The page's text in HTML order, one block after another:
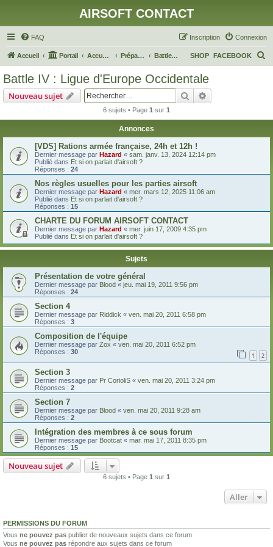
AIRSOFT CONTACT
FAQ Connexion
Inscription
Accueil Portail Accueil du forum Préparation d'OP Battle IV : Ligue d'Europe Occidentale FACEBOOK
SHOP
Battle IV : Ligue d'Europe Occidentale
Nouveau sujet Rechercher
6 sujets • Page 1 sur 1
Annonces
[VDS] Rations armée française, 24h et 12h !
Dernier message par Hazard « sam. janv. 13, 2024 12:14 pm
Publié dans Et si on parlait d'airsoft ?
Réponses : 24
Nos règles usuelles pour les parties airsoft
Dernier message par Hazard « mer. mars 12, 2025 11:06 am
Publié dans Et si on parlait d'airsoft ?
Réponses : 15
CHARTE DU FORUM AIRSOFT CONTACT
Dernier message par Hazard « mer. juin 17, 2009 4:35 pm
Publié dans Et si on parlait d'airsoft ?
Sujets
Présentation de votre général
Dernier message par Blood « jeu. mai 19, 2011 9:56 pm
Réponses : 24
Section 4
Dernier message par Riddick « ven. mai 20, 2011 6:58 pm
Réponses : 3
Composition de l'équipe
Dernier message par Zox « ven. mai 20, 2011 6:52 pm
Réponses : 30 1 2
Section 3
Dernier message par Pr CorioliS « ven. mai 20, 2011 3:24 pm
Réponses : 2
Section 7
Dernier message par Blood « ven. mai 20, 2011 9:28 am
Réponses : 2
Intégration des membres à ce sous forum
Dernier message par Bootcat « mar. mai 17, 2011 8:35 pm
Réponses : 15
Nouveau sujet
6 sujets • Page 1 sur 1
Aller
PERMISSIONS DU FORUM
Vous ne pouvez pas publier de nouveaux sujets dans ce forum
Vous ne pouvez pas répondre aux sujets dans ce forum